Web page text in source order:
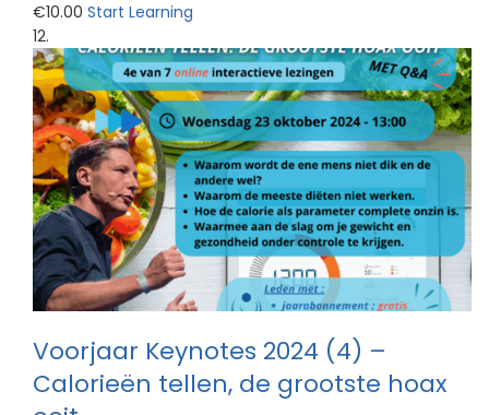
€10.00 Start Learning
Voorjaar Keynotes 2024 (4) –
Calorieën tellen, de grootste hoax